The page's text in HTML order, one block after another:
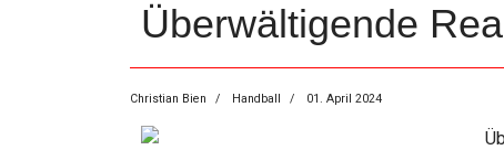
Überwältigende
Christian Bien Handball 01. April 2024